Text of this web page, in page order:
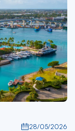
28/05/2026